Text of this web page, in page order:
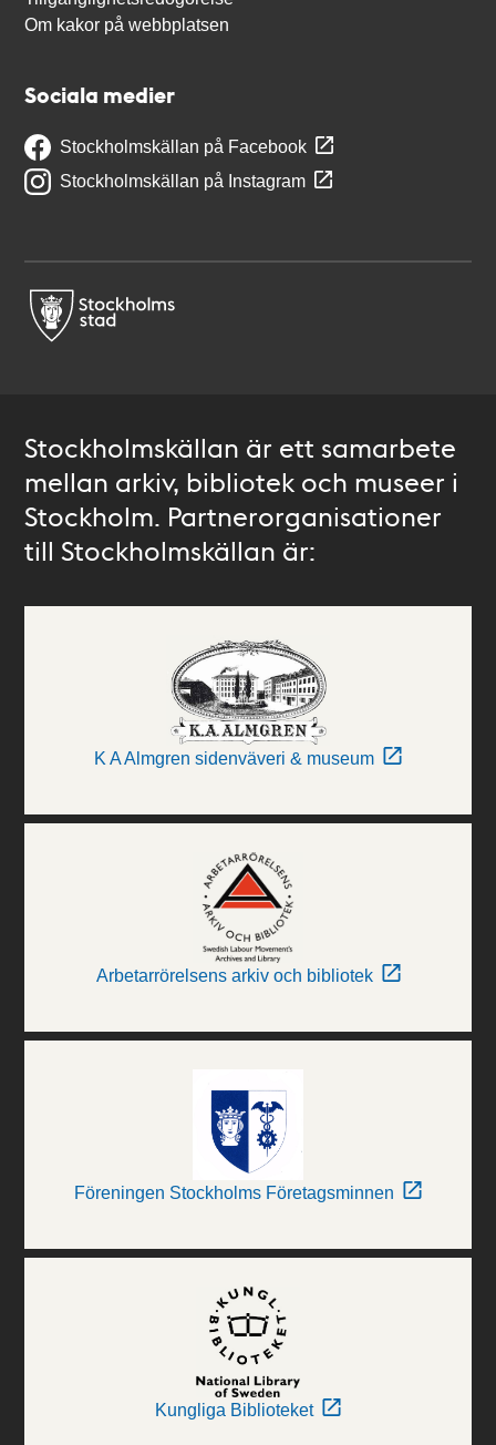
Om kakor på webbplatsen
Sociala medier
Stockholmskällan på Facebook
Stockholmskällan på Instagram
Stockholmskällan är ett samarbete
mellan arkiv, bibliotek och museer i
Stockholm. Partnerorganisationer
till Stockholmskällan är:
K A Almgren sidenväveri & museum
Arbetarrörelsens arkiv och bibliotek
Föreningen Stockholms Företagsminnen
Kungliga Biblioteket